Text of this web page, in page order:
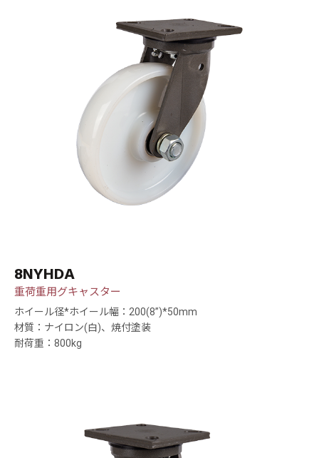
8NYHDA
重荷重用グキャスター
ホイール径*ホイール幅：200(8”)*50mm
材質：ナイロン(白)、焼付塗装
耐荷重：800kg